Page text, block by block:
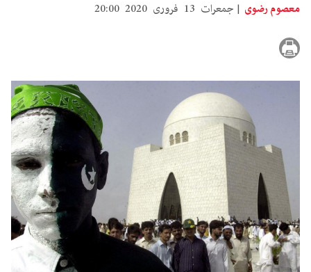
معصوم رضوی
جمعرات 13 فروری 2020 20:00